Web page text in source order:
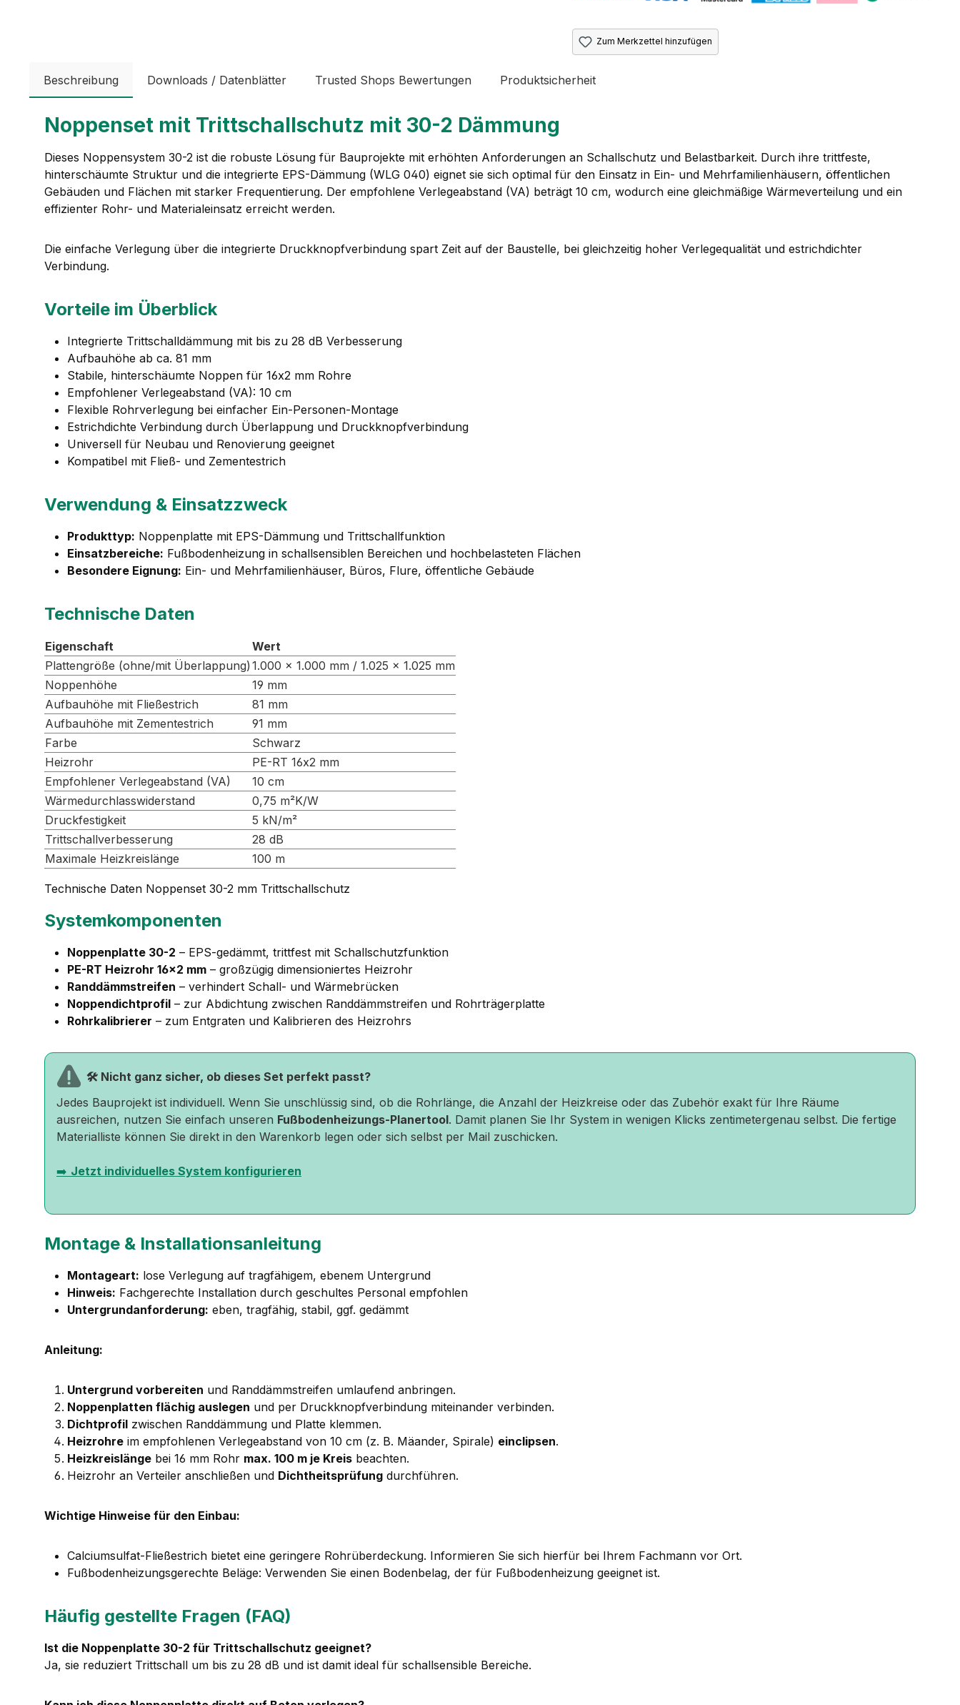
Zum Merkzettel hinzufügen
Beschreibung Downloads / Datenblätter Trusted Shops Bewertungen Produktsicherheit
Noppenset mit Trittschallschutz mit 30-2 Dämmung
Dieses Noppensystem 30-2 ist die robuste Lösung für Bauprojekte mit erhöhten Anforderungen an Schallschutz und Belastbarkeit. Durch ihre trittfeste,
hinterschäumte Struktur und die integrierte EPS-Dämmung (WLG 040) eignet sie sich optimal für den Einsatz in Ein- und Mehrfamilienhäusern, öffentlichen
Gebäuden und Flächen mit starker Frequentierung. Der empfohlene Verlegeabstand (VA) beträgt 10 cm, wodurch eine gleichmäßige Wärmeverteilung und ein
effizienter Rohr- und Materialeinsatz erreicht werden.
Die einfache Verlegung über die integrierte Druckknopfverbindung spart Zeit auf der Baustelle, bei gleichzeitig hoher Verlegequalität und estrichdichter
Verbindung.
Vorteile im Überblick
Integrierte Trittschalldämmung mit bis zu 28 dB Verbesserung
Aufbauhöhe ab ca. 81 mm
Stabile, hinterschäumte Noppen für 16x2 mm Rohre
Empfohlener Verlegeabstand (VA): 10 cm
Flexible Rohrverlegung bei einfacher Ein-Personen-Montage
Estrichdichte Verbindung durch Überlappung und Druckknopfverbindung
Universell für Neubau und Renovierung geeignet
Kompatibel mit Fließ- und Zementestrich
Verwendung & Einsatzzweck
Produkttyp: Noppenplatte mit EPS-Dämmung und Trittschallfunktion
Einsatzbereiche: Fußbodenheizung in schallsensiblen Bereichen und hochbelasteten Flächen
Besondere Eignung: Ein- und Mehrfamilienhäuser, Büros, Flure, öffentliche Gebäude
Technische Daten
Eigenschaft
Wert
Plattengröße (ohne/mit Überlappung) 1.000 × 1.000 mm / 1.025 × 1.025 mm
Noppenhöhe
19 mm
Aufbauhöhe mit Fließestrich
81 mm
Aufbauhöhe mit Zementestrich
91 mm
Farbe
Schwarz
Heizrohr
PE-RT 16x2 mm
Empfohlener Verlegeabstand (VA)
10 cm
Wärmedurchlasswiderstand
0,75 m²K/W
Druckfestigkeit
5 kN/m²
Trittschallverbesserung
28 dB
Maximale Heizkreislänge
100 m
Technische Daten Noppenset 30-2 mm Trittschallschutz
Systemkomponenten
Noppenplatte 30-2 – EPS-gedämmt, trittfest mit Schallschutzfunktion
PE-RT Heizrohr 16×2 mm – großzügig dimensioniertes Heizrohr
Randdämmstreifen – verhindert Schall- und Wärmebrücken
Noppendichtprofil – zur Abdichtung zwischen Randdämmstreifen und Rohrträgerplatte
Rohrkalibrierer – zum Entgraten und Kalibrieren des Heizrohrs
🛠️ Nicht ganz sicher, ob dieses Set perfekt passt?
Jedes Bauprojekt ist individuell. Wenn Sie unschlüssig sind, ob die Rohrlänge, die Anzahl der Heizkreise oder das Zubehör exakt für Ihre Räume
ausreichen, nutzen Sie einfach unseren Fußbodenheizungs-Planertool. Damit planen Sie Ihr System in wenigen Klicks zentimetergenau selbst. Die fertige
Materialliste können Sie direkt in den Warenkorb legen oder sich selbst per Mail zuschicken.
➡️ Jetzt individuelles System konfigurieren
Montage & Installationsanleitung
Montageart: lose Verlegung auf tragfähigem, ebenem Untergrund
Hinweis: Fachgerechte Installation durch geschultes Personal empfohlen
Untergrundanforderung: eben, tragfähig, stabil, ggf. gedämmt
Anleitung:
Untergrund vorbereiten und Randdämmstreifen umlaufend anbringen.
Noppenplatten flächig auslegen und per Druckknopfverbindung miteinander verbinden.
Dichtprofil zwischen Randdämmung und Platte klemmen.
Heizrohre im empfohlenen Verlegeabstand von 10 cm (z. B. Mäander, Spirale) einclipsen.
Heizkreislänge bei 16 mm Rohr max. 100 m je Kreis beachten.
Heizrohr an Verteiler anschließen und Dichtheitsprüfung durchführen.
Wichtige Hinweise für den Einbau:
Calciumsulfat-Fließestrich bietet eine geringere Rohrüberdeckung. Informieren Sie sich hierfür bei Ihrem Fachmann vor Ort.
Fußbodenheizungsgerechte Beläge: Verwenden Sie einen Bodenbelag, der für Fußbodenheizung geeignet ist.
Häufig gestellte Fragen (FAQ)
Ist die Noppenplatte 30-2 für Trittschallschutz geeignet?
Ja, sie reduziert Trittschall um bis zu 28 dB und ist damit ideal für schallsensible Bereiche.